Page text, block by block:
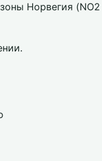
Норвегия